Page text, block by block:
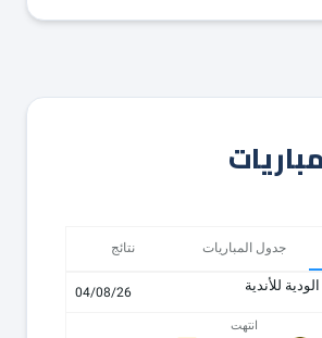
جدول المباريات نتائج
للأندية 04/08/26
انتهت